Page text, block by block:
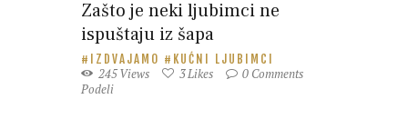
Zašto je neki ljubimci ne
ispuštaju iz šapa
IZDVAJAMO KUĆNI LJUBIMCI
245Views 3Likes 0 Comments
Podeli